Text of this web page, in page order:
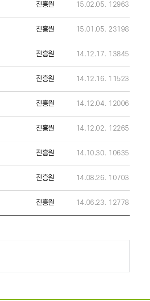
진흥원 15.02.05. 12963
진흥원 15.01.05. 23198
진흥원 14.12.17. 13845
진흥원 14.12.16. 11523
진흥원 14.12.04. 12006
진흥원 14.12.02. 12265
진흥원 14.10.30. 10635
진흥원 14.08.26. 10703
진흥원 14.06.23. 12778